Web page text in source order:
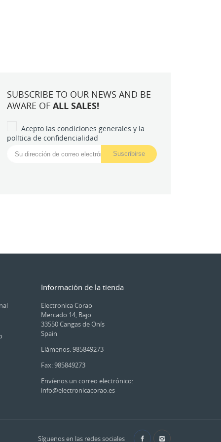
SUBSCRIBE TO OUR NEWS AND BE
AWARE OF ALL SALES!
Acepto las condiciones generales y la
política de confidencialidad
Información de la tienda
Electronica Corao
Mercado 14, Bajo
33550 Cangas de Onís
Spain
Llámenos: 985849273
Fax:985849273
Envíenos un correo electrónico:
info@electronicacorao.es
Síguenos en las redes sociales